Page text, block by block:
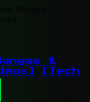
Mangas
&
[Tech